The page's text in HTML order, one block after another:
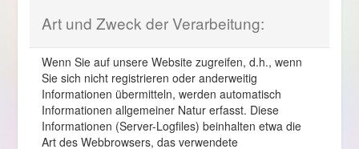
Art und Zweck der Verarbeitung:
Wenn Sie auf unsere Website zugreifen, d.h., wenn
Sie sich nicht registrieren oder anderweitig
Informationen übermitteln, werden automatisch
Informationen allgemeiner Natur erfasst. Diese
Informationen (Server-Logfiles) beinhalten etwa die
Art des Webbrowsers, das verwendete